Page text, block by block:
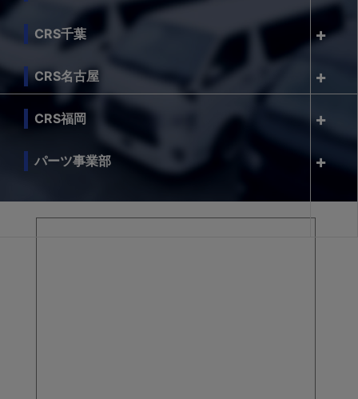
CRS千葉
CRS名古屋
CRS福岡
パーツ事業部